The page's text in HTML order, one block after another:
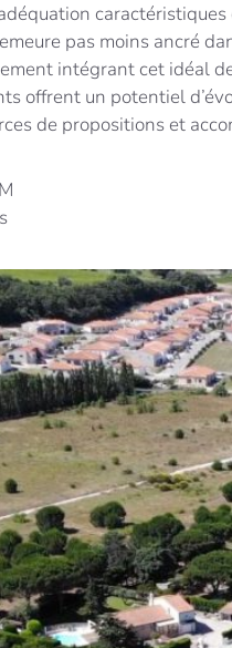
pas moins ancré
intégrant cet idéal
offrent un potentiel
de propositions et